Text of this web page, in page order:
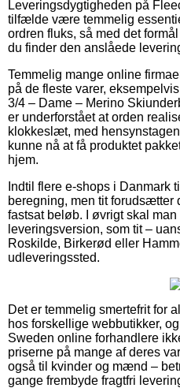
Leveringsdygtigheden på
tilfælde være temmelig
ordren fluks, så med det
du finder den anslåede
Temmelig mange online
på de fleste varer,
3/4 – Dame – Merino
er underforstået at orden
klokkeslæt, med
kunne nå at få produktet
hjem.
Indtil flere e-shops i Danmark
beregning, men tit forudsætter
fastsat beløb. I øvrigt skal
leveringsversion, som tit –
Roskilde, Birkerød eller
udleveringssted.
Det er temmelig smertefrit for
hos forskellige webbutikker,
Sweden online forhandlere
priserne på mange af deres
også til kvinder og mænd –
gange frembyde fragtfri